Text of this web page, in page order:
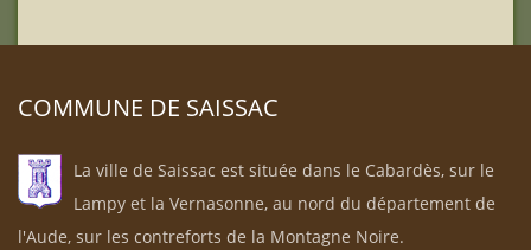
COMMUNE DE SAISSAC
La ville de Saissac est située dans le Cabardès, sur le
Lampy et la Vernasonne, au nord du département de
l'Aude, sur les contreforts de la Montagne Noire.